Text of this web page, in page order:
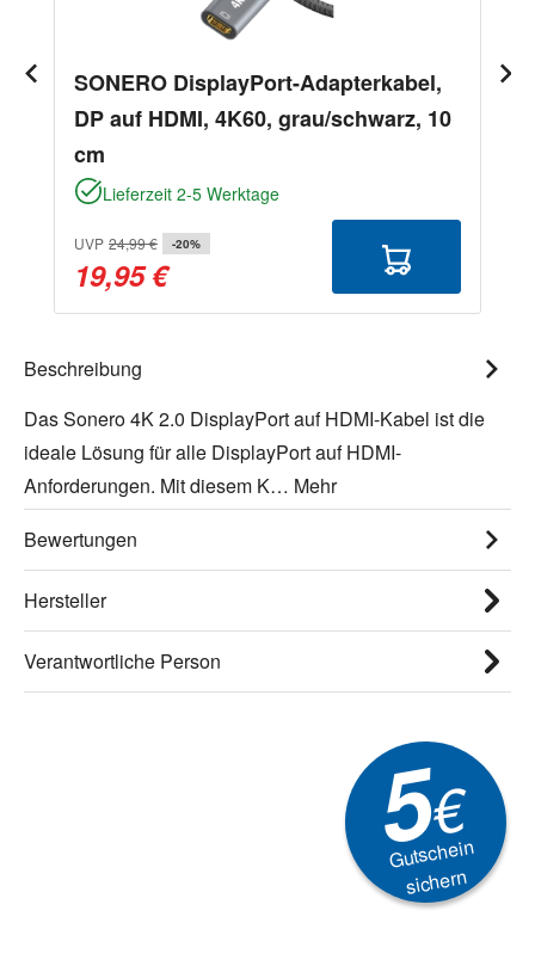
SONERO DisplayPort-Adapterkabel,
DP auf HDMI, 4K60, grau/schwarz, 10
cm
Lieferzeit 2-5 Werktage
UVP 24,99 € -20%
19,95 €
Beschreibung
Das Sonero 4K 2.0 DisplayPort auf HDMI-Kabel ist die
ideale Lösung für alle DisplayPort auf HDMI-
Anforderungen. Mit diesem K… Mehr
Bewertungen
Hersteller
Verantwortliche Person
5€
Gutschein
sichern